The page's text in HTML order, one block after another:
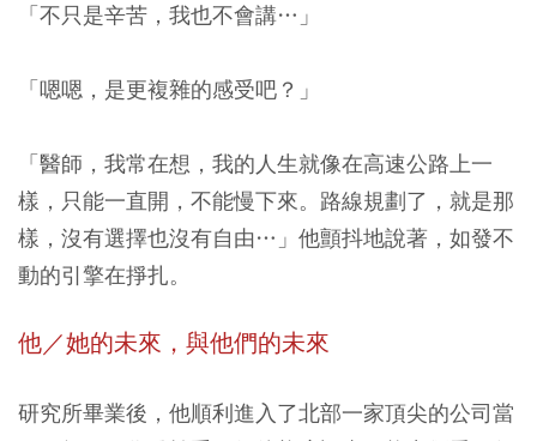
「不只是辛苦，我也不會講…」
「嗯嗯，是更複雜的感受吧？」
「醫師，我常在想，我的人生就像在高速公路上一
樣，只能一直開，不能慢下來。路線規劃了，就是那
樣，沒有選擇也沒有自由…」 他顫抖地說著，如發不
動的引擎在掙扎。
他／她的未來，與他們的未來
研究所畢業後，他順利進入了北部一家頂尖的公司當